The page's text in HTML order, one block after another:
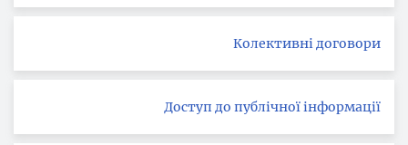
Колективні договори
Доступ до публічної інформації